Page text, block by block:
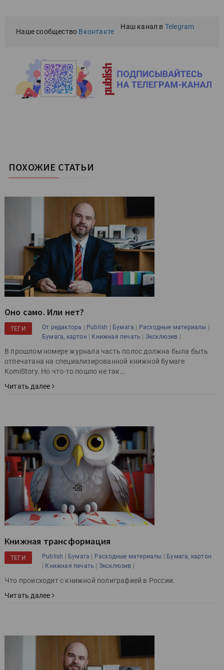
Наше сообщество Вконтакте
Наш канал в Telegram
ПОХОЖИЕ СТАТЬИ
Оно само. Или нет?
ТЕГИ От редактора | Publish | Бумага | Расходные материалы |
Бумага, картон | Книжная печать | Эксклюзив |
В прошлом номере журнала часть полос должна была быть
отпечатана на специализированной книжной бумаге
KomiStory. Но что-то пошло не так…
Читать далее
Книжная трансформация
ТЕГИ Publish | Бумага | Расходные материалы | Бумага, картон
| Книжная печать | Эксклюзив |
Что происходит с книжной полиграфией в России.
Читать далее